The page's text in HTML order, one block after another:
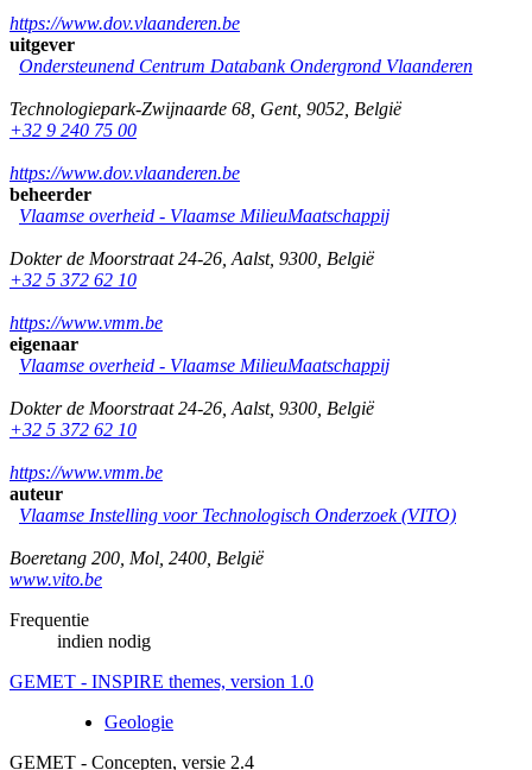
https://www.dov.vlaanderen.be
uitgever
Ondersteunend Centrum Databank Ondergrond Vlaanderen
Technologiepark-Zwijnaarde 68 Gent, 9052 België
+32 9 240 75 00
https://www.dov.vlaanderen.be
beheerder
Vlaamse overheid - Vlaamse MilieuMaatschappij
Dokter de Moorstraat 24-26 Aalst, 9300 België
+32 5 372 62 10
https://www.vmm.be
eigenaar
Vlaamse overheid - Vlaamse MilieuMaatschappij
Dokter de Moorstraat 24-26 Aalst, 9300 België
+32 5 372 62 10
https://www.vmm.be
auteur
Vlaamse Instelling voor Technologisch Onderzoek (VITO)
Boeretang 200 Mol 2400 België
www.vito.be
Frequentie
indien nodig
GEMET - INSPIRE themes, version 1.0
Geologie
GEMET - Concepten, versie 2.4